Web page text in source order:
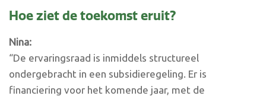
Hoe ziet de toekomst eruit?
Nina:
“De ervaringsraad is inmiddels structureel
ondergebracht in een subsidieregeling. Er is
financiering voor het komende jaar, met de